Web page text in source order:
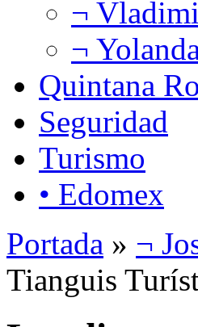
¬
¬
Quintana
Seguridad
Turismo
• Edomex
Portada » ¬
Tianguis